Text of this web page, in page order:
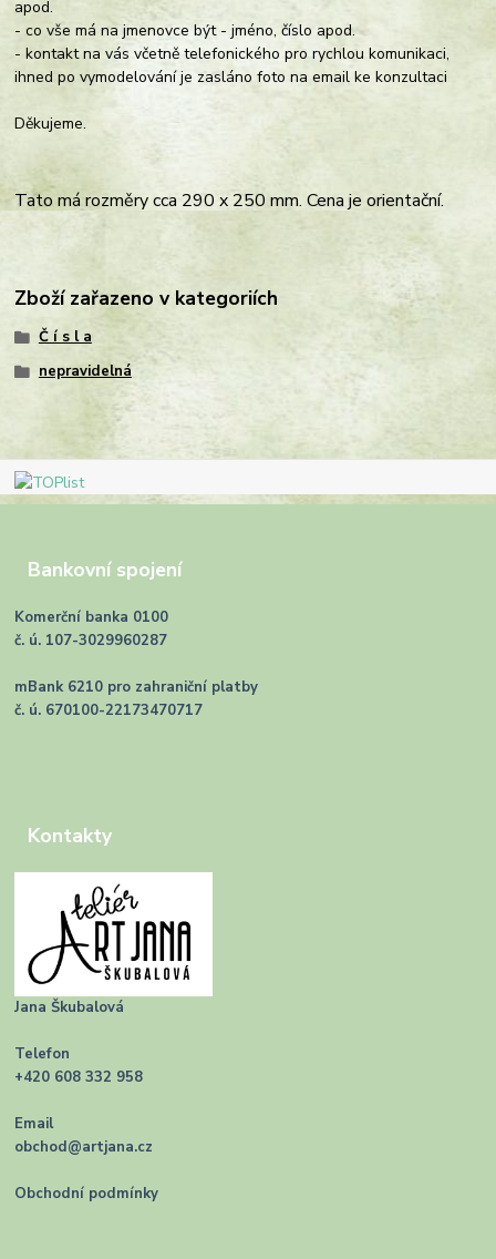
apod.
- co vše má na jmenovce být - jméno, číslo apod.
- kontakt na vás včetně telefonického pro rychlou komunikaci,
ihned po vymodelování je zasláno foto na email ke konzultaci
Děkujeme.
Tato má rozměry cca 290 x 250 mm.Cena je orientační.
Zboží zařazeno v kategoriích
Č í s l a
nepravidelná
Bankovní spojení
Komerční banka 0100
č. ú. 107-3029960287
mBank 6210 pro zahraniční platby
č. ú. 670100-22173470717
Kontakty
Jana Škubalová
Telefon
+420 608 332 958
Email
obchod@artjana.cz
Obchodní podmínky